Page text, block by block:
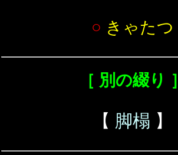
○ きゃたつ
［ 別の綴り ］
【 脚榻 】